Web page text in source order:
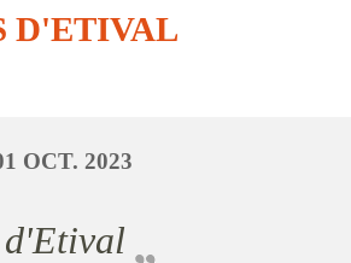
D'ETIVAL
OCT. 2023
d'Etival